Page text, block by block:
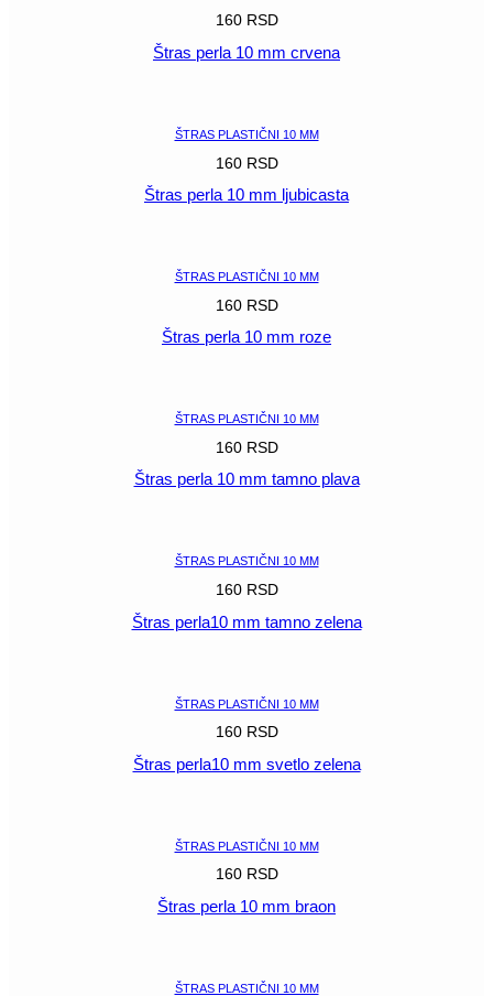
160 RSD
Štras perla 10 mm crvena
ŠTRAS PLASTIČNI 10 MM
160 RSD
Štras perla 10 mm ljubicasta
ŠTRAS PLASTIČNI 10 MM
160 RSD
Štras perla 10 mm roze
ŠTRAS PLASTIČNI 10 MM
160 RSD
Štras perla 10 mm tamno plava
ŠTRAS PLASTIČNI 10 MM
160 RSD
Štras perla10 mm tamno zelena
ŠTRAS PLASTIČNI 10 MM
160 RSD
Štras perla10 mm svetlo zelena
ŠTRAS PLASTIČNI 10 MM
160 RSD
Štras perla 10 mm braon
ŠTRAS PLASTIČNI 10 MM